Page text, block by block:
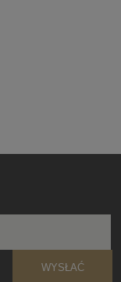
WYSŁAĆ